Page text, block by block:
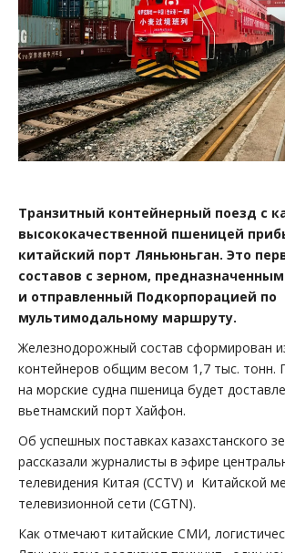
Транзитный контейнерный поезд с
высококачественной пшеницей
китайский порт Ляньюньган. Это
составов с зерном,
и отправленный Подкорпорацией по
мультимодальному маршруту.
Железнодорожный состав сформирован
контейнеров общим весом 1,7 тыс. тонн.
на морские судна пшеница будет
вьетнамский порт Хайфон.
Об успешных поставках казахстанского
рассказали журналисты в эфире
телевидения Китая (CCTV) и Китайской
телевизионной сети (CGTN).
Как отмечают китайские СМИ,